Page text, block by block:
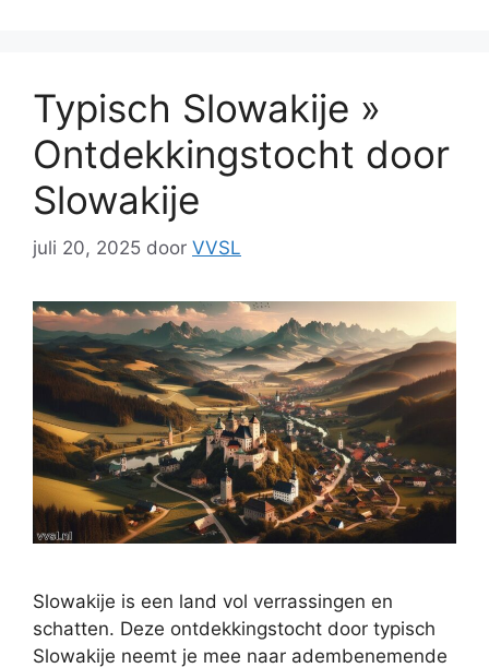
Typisch Slowakije »
Ontdekkingstocht door
Slowakije
juli 20, 2025 door VVSL
Slowakije is een land vol verrassingen en
schatten. Deze ontdekkingstocht door typisch
Slowakije neemt je mee naar adembenemende